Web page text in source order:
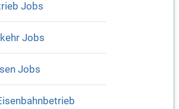
Jobs
Jobs
Jobs